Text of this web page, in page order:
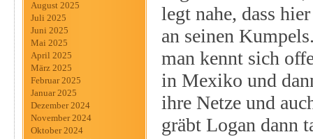
August 2025
Juli 2025
Juni 2025
Mai 2025
April 2025
März 2025
Februar 2025
Januar 2025
Dezember 2024
November 2024
Oktober 2024
legt nahe, dass
an seinen
man kennt sich
in Mexiko und
ihre Netze und
gräbt Logan dann